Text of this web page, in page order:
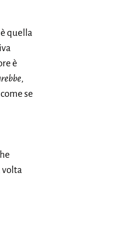
quella
è
,
se
volta